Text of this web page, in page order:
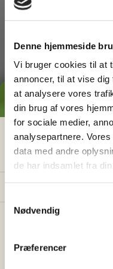
Denne hjemmeside
Vi bruger cookies til at
annoncer, til at vise
at analysere vores
din brug af vores
for sociale medier,
analysepartnere.
data med andre
de har indsamlet fra
Nødvendig
Præferencer
Hvad
Få vores prisguide
Konkrete
Sådan sparer